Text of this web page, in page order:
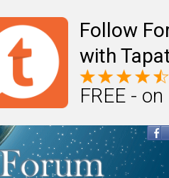
Follow
with
FREE -